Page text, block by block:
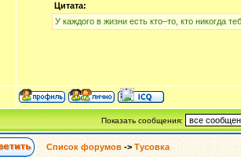
Цитата:
У каждого в жизни есть кто–то, кто никогда
Показать сообщения:
Список форумов -> Тусовка